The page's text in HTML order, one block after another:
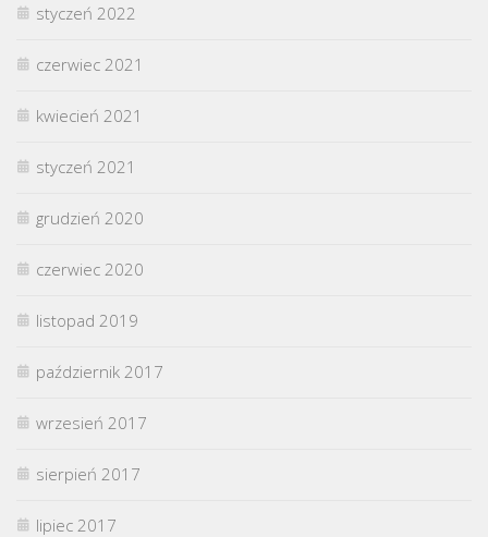
styczeń 2022
czerwiec 2021
kwiecień 2021
styczeń 2021
grudzień 2020
czerwiec 2020
listopad 2019
październik 2017
wrzesień 2017
sierpień 2017
lipiec 2017